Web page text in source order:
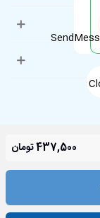
437,500 تومان